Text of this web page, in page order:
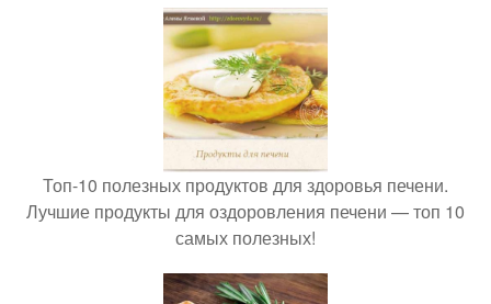
Топ-10 полезных продуктов для здоровья печени.
Лучшие продукты для оздоровления печени — топ 10
самых полезных!